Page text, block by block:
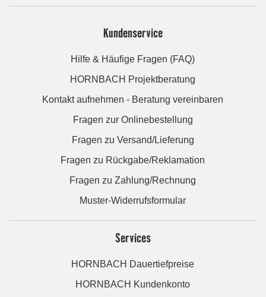
Kundenservice
Hilfe & Häufige Fragen (FAQ)
HORNBACH Projektberatung
Kontakt aufnehmen - Beratung vereinbaren
Fragen zur Onlinebestellung
Fragen zu Versand/Lieferung
Fragen zu Rückgabe/Reklamation
Fragen zu Zahlung/Rechnung
Muster-Widerrufsformular
Services
HORNBACH Dauertiefpreise
HORNBACH Kundenkonto